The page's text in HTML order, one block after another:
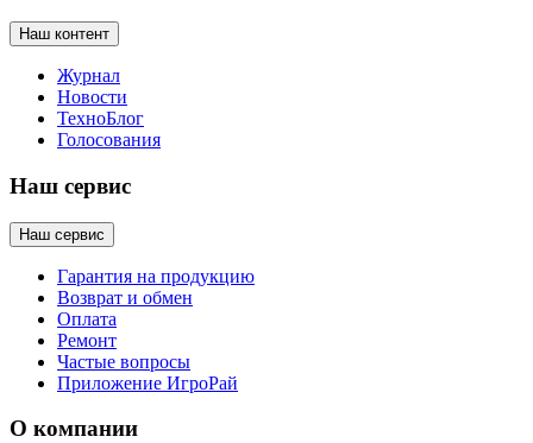
Наш контент
Журнал
Новости
ТехноБлог
Голосования
Наш сервис
Наш сервис
Гарантия на продукцию
Возврат и обмен
Оплата
Ремонт
Частые вопросы
Приложение ИгроРай
О компании